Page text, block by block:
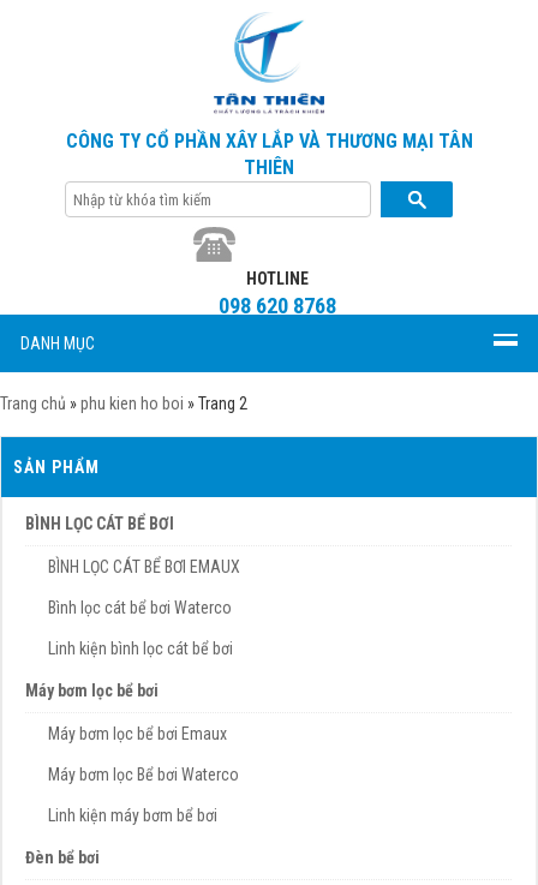
CÔNG TY CỔ PHẦN XÂY LẮP VÀ THƯƠNG MẠI TÂN
THIÊN
HOTLINE
098 620 8768
DANH MỤC
Trang chủ »phu kien ho boi »Trang 2
SẢN PHẨM
BÌNH LỌC CÁT BỂ BƠI
BÌNH LỌC CÁT BỂ BƠI EMAUX
Bình lọc cát bể bơi Waterco
Linh kiện bình lọc cát bể bơi
Máy bơm lọc bể bơi
Máy bơm lọc bể bơi Emaux
Máy bơm lọc Bể bơi Waterco
Linh kiện máy bơm bể bơi
Đèn bể bơi